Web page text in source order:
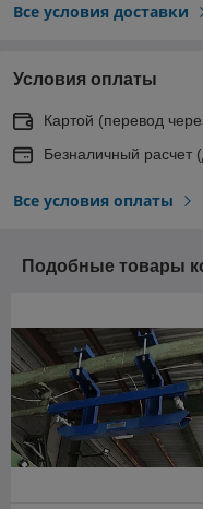
Все условия доставки
Условия оплаты
Картой (перевод
Безналичный расчет
Все условия оплаты
Подобные товары